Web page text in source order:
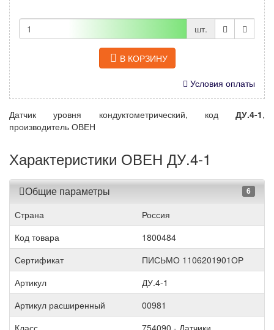
шт.
В КОРЗИНУ
Условия оплаты
Датчик уровня кондуктометрический, код ДУ.4-1,
производитель ОВЕН
Характеристики ОВЕН ДУ.4-1
Общие параметры 6
Страна
Россия
Код товара
1800484
Сертификат
ПИСЬМО 1106201901ОР
Артикул
ДУ.4-1
Артикул расширенный
00981
Класс
754090 - Датчики